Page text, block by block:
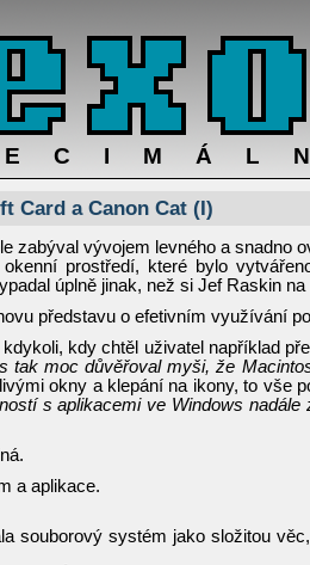
Card a Canon Cat (I)
zabýval vývojem levného a snadno
prostředí, které bylo
úplně jinak, než si Jef Raskin
představu o efetivním využívání
kdy chtěl uživatel například
tak moc důvěřoval myši, že
okny a klepání na ikony, to vše
s aplikacemi ve Windows nadále
a aplikace.
souborový systém jako složitou